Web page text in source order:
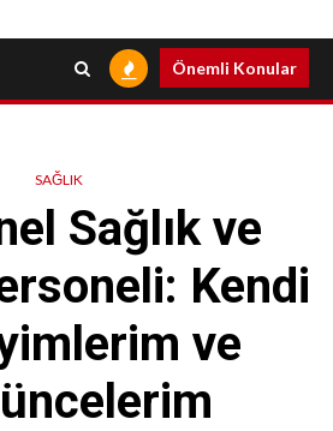
Önemli Konular
SAĞLIK
Sağlık ve
Kendi
ve